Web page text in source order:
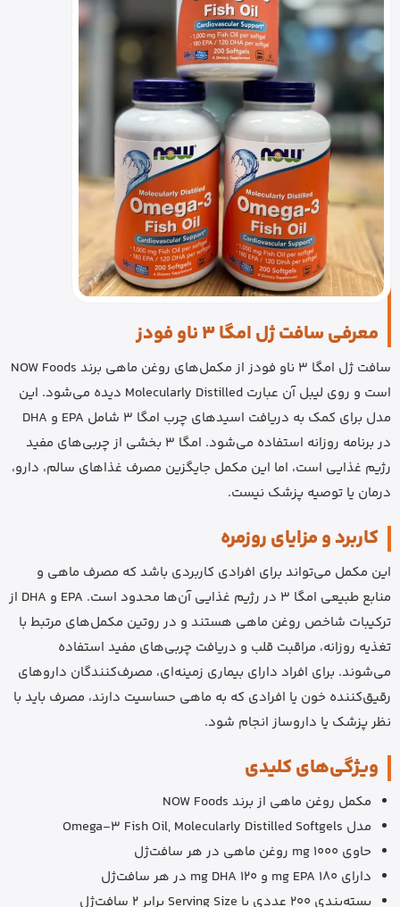
معرفی سافت ژل امگا 3 ناو فودز
سافت ژل امگا 3 ناو فودز از مکمل‌های روغن ماهی برند NOW Foods
است و روی لیبل آن عبارت Molecularly Distilled دیده می‌شود. این
مدل برای کمک به دریافت اسیدهای چرب امگا 3 شامل EPA و DHA
در برنامه روزانه استفاده می‌شود. امگا 3 بخشی از چربی‌های مفید
رژیم غذایی است، اما این مکمل جایگزین مصرف غذاهای سالم، دارو،
درمان یا توصیه پزشک نیست.
کاربرد و مزایای روزمره
این مکمل می‌تواند برای افرادی کاربردی باشد که مصرف ماهی و
منابع طبیعی امگا 3 در رژیم غذایی آن‌ها محدود است. EPA و DHA از
ترکیبات شاخص روغن ماهی هستند و در روتین مکمل‌های مرتبط با
تغذیه روزانه، مراقبت قلب و دریافت چربی‌های مفید استفاده
می‌شوند. برای افراد دارای بیماری زمینه‌ای، مصرف‌کنندگان داروهای
رقیق‌کننده خون یا افرادی که به ماهی حساسیت دارند، مصرف باید با
نظر پزشک یا داروساز انجام شود.
ویژگی‌های کلیدی
مکمل روغن ماهی از برند NOW Foods
مدل Omega-3 Fish Oil, Molecularly Distilled Softgels
حاوی 1000 mg روغن ماهی در هر سافت‌ژل
دارای 180 mg EPA و 120 mg DHA در هر سافت‌ژل
بسته‌بندی 200 عددی با Serving Size برابر 2 سافت‌ژل